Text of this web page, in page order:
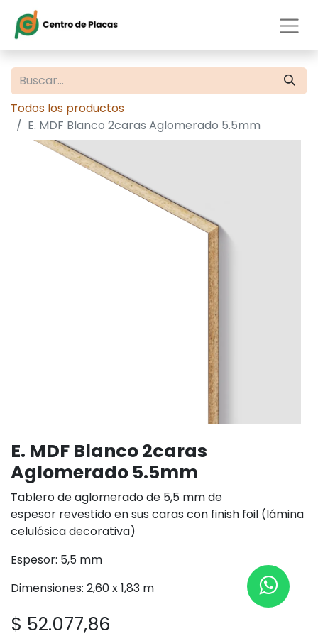
Todos los productos
E. MDF Blanco 2caras Aglomerado 5.5mm
E. MDF Blanco 2caras
Aglomerado 5.5mm
Tablero de aglomerado de 5,5 mm de
espesor revestido en sus caras con finish foil (lámina
celulósica decorativa)
Espesor: 5,5 mm
Dimensiones: 2,60 x 1,83 m
$ 52.077,86